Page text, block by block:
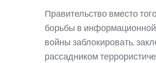
Правительство вместо
борьбы в
войны заблокировать,
рассадником